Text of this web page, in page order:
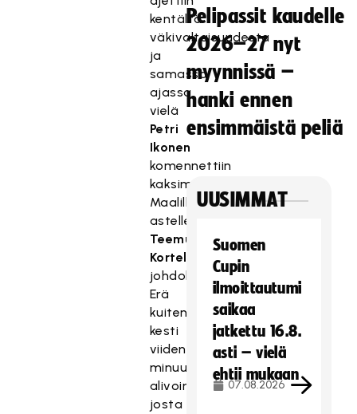
kentältä
väkivaltaisuudesta
ja
samassa
ajassa
vielä
Petri
Ikonen
komennettiin
kaksiminuuttiselle.
Maalille
astelleen
Teemu
Kortelaisen
johdolla
Erä
kuitenkin
kesti
viiden
minuutin
alivoiman,
josta
Pelipassit kaudelle
2026–27 nyt
myynnissä –
hanki ennen
ensimmäistä peliä
UUSIMMAT
Suomen
Cupin
ilmoittautumi
saikaa
jatkettu 16.8.
asti – vielä
ehtii mukaan
07.08.2026